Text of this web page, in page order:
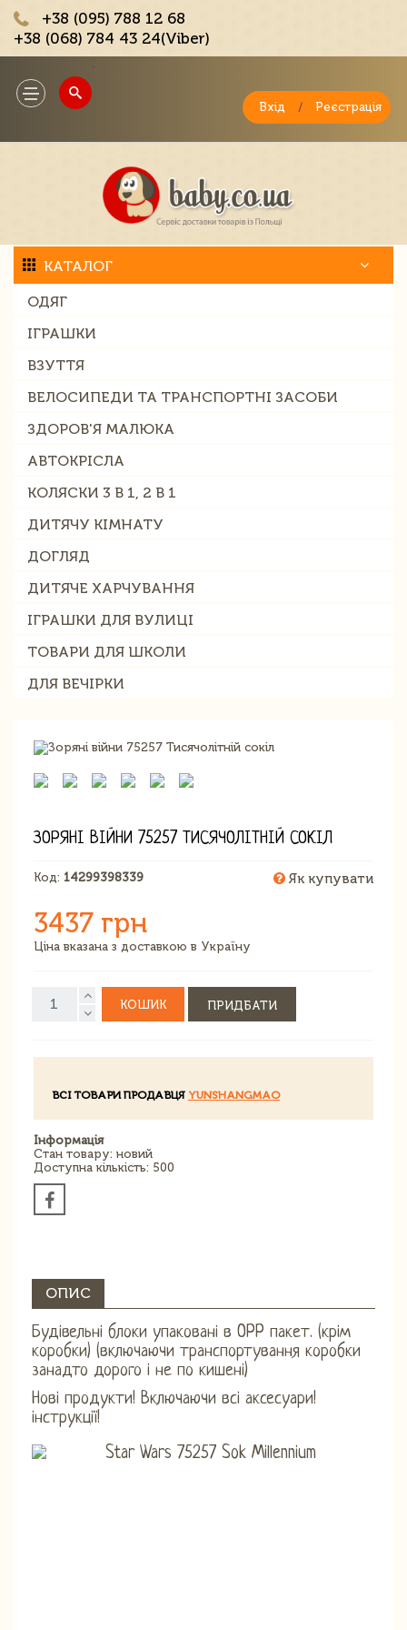
+38 (095) 788 12 68
+38 (068) 784 43 24(Viber)
Toggle
navigation
Вхід / Реєстрація
КАТАЛОГ
ОДЯГ
ІГРАШКИ
ВЗУТТЯ
ВЕЛОСИПЕДИ ТА ТРАНСПОРТНІ ЗАСОБИ
ЗДОРОВ'Я МАЛЮКА
АВТОКРІСЛА
КОЛЯСКИ 3 В 1, 2 В 1
ДИТЯЧУ КІМНАТУ
ДОГЛЯД
ДИТЯЧЕ ХАРЧУВАННЯ
ІГРАШКИ ДЛЯ ВУЛИЦІ
ТОВАРИ ДЛЯ ШКОЛИ
ДЛЯ ВЕЧІРКИ
ЗОРЯНІ ВІЙНИ 75257 ТИСЯЧОЛІТНІЙ СОКІЛ
Код: 14299398339 Як купувати
3437 грн
Ціна вказана з доставкою в Україну
КОШИК ПРИДБАТИ
ВСІ ТОВАРИ ПРОДАВЦЯ YUNSHANGMAO
Інформація
Стан товару: новий
Доступна кількість: 500
ОПИС
Будівельні блоки упаковані в OPP пакет. (крім
коробки) (включаючи транспортування коробки
занадто дорого і не по кишені)
Нові продукти! Включаючи всі аксесуари!
інструкції!